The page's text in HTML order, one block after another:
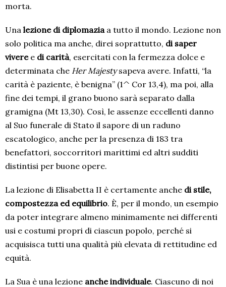
morta.
Una lezione di diplomaziaa tutto il mondo. Lezione non
solo politica ma anche, direi soprattutto, di saper
viveree di carità, esercitati con la fermezza dolce e
determinata che Her Majestysapeva avere. Infatti, “la
carità è paziente, è benigna” (1^ Cor 13,4), ma poi, alla
fine dei tempi, il grano buono sarà separato dalla
gramigna (Mt 13,30). Così, le assenze eccellenti danno
al Suo funerale di Stato il sapore di un raduno
escatologico, anche per la presenza di 183 tra
benefattori, soccorritori marittimi ed altri sudditi
distintisi per buone opere.
La lezione di Elisabetta II è certamente anche di stile,
compostezza ed equilibrio. È, per il mondo, un esempio
da poter integrare almeno minimamente nei differenti
usi e costumi propri di ciascun popolo, perché si
acquisisca tutti una qualità più elevata di rettitudine ed
equità.
La Sua è una lezione anche individuale. Ciascuno di noi